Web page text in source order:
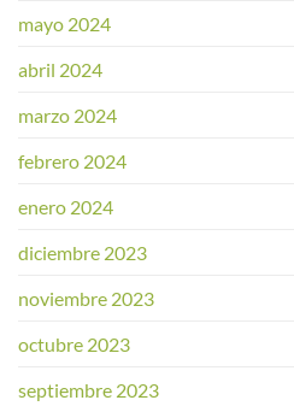
mayo 2024
abril 2024
marzo 2024
febrero 2024
enero 2024
diciembre 2023
noviembre 2023
octubre 2023
septiembre 2023